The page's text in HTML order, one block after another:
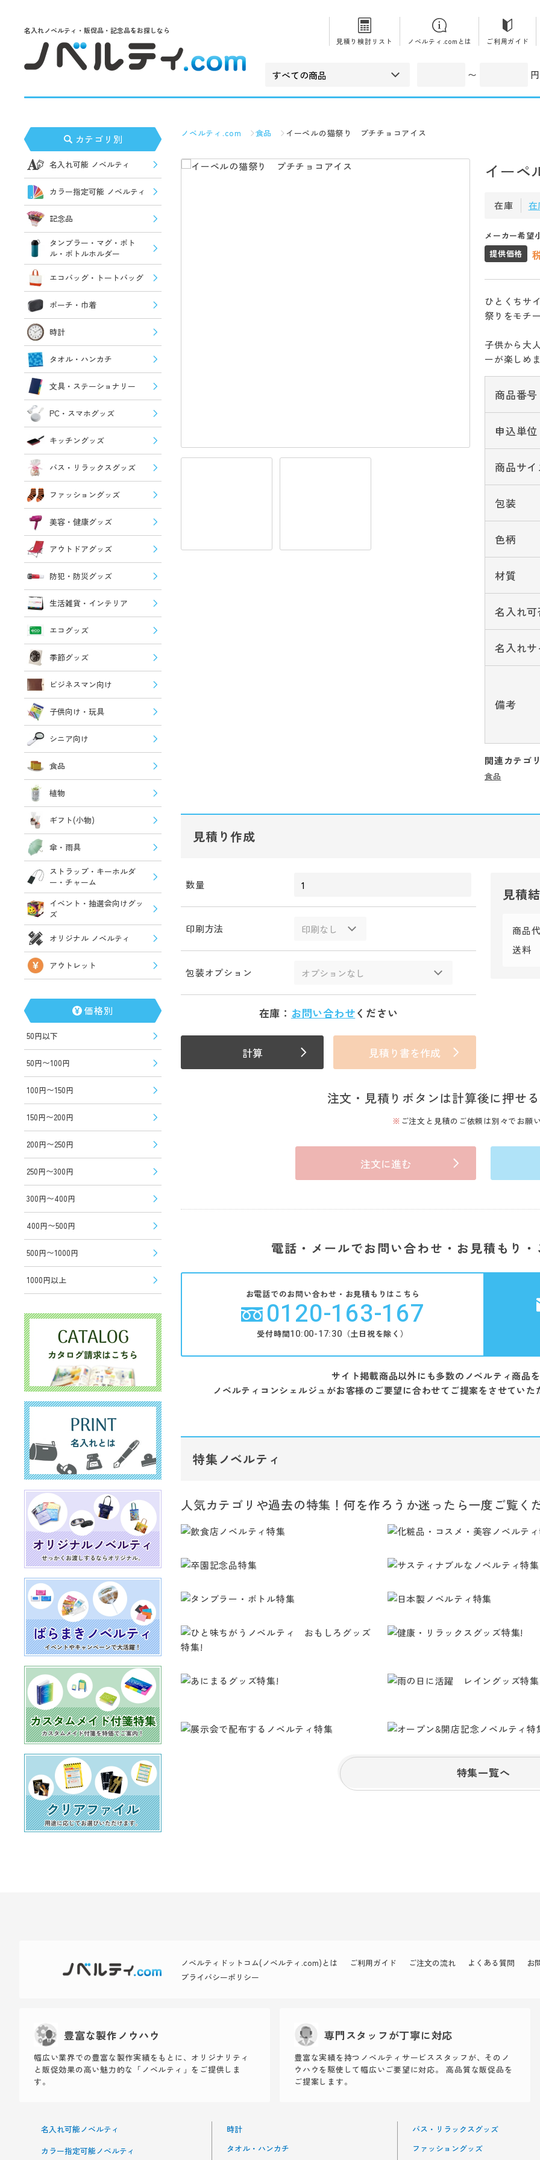
名入れノベルティ・販促品・記念品をお探しなら
見積り検討リスト
ノベルティ.comとは ご利用ガイド
〜 円
カテゴリ別
名入れ可能 ノベルティ
カラー指定可能 ノベルティ
記念品
タンブラー・マグ・ボト
ル・ボトルホルダー
エコバッグ・トートバッグ
ポーチ・巾着
時計
タオル・ハンカチ
文具・ステーショナリー
PC・スマホグッズ
キッチングッズ
バス・リラックスグッズ
ファッショングッズ
美容・健康グッズ
アウトドアグッズ
防犯・防災グッズ
生活雑貨・インテリア
エコグッズ
季節グッズ
ビジネスマン向け
子供向け・玩具
シニア向け
食品
植物
ギフト(小物)
傘・雨具
ストラップ・キーホルダ
ー・チャーム
イベント・抽選会向けグッ
ズ
オリジナル ノベルティ
アウトレット
価格別
50円以下
50円〜100円
100円〜150円
150円〜200円
200円〜250円
250円〜300円
300円〜400円
400円〜500円
500円〜1000円
1000円以上
ノベルティ.com 食品 イーペルの猫祭り プチチョコアイス
イーペ
在庫 在
メーカー希望
提供価格
ひとくちサ
祭りをモチ
子供から大
ーが楽しめま
商品番号
申込単位
商品サ
包装
色柄
材質
名入れ可
名入れ
備考
関連カテゴ
食品
見積り作成
数量
印刷方法
包装オプション
在庫： お問い合わせください
計算 見積り書を作成
見積
商品代
送料
注文・見積りボタンは計算後に押せる
ご注文と見積のご依頼は別々でお願
注文に進む
電話・メールでお問い合わせ・お見積もり・
お電話でのお問い合わせ・お見積もりはこちら
0120-163-167
受付時間10:00-17:30 （土日祝を除く）
サイト掲載商品以外にも多数のノベルティ商品
ノベルティコンシェルジュがお客様のご要望に合わせてご提案をさせていた
特集ノベルティ
人気カテゴリや過去の特集！何を作ろうか迷ったら一度ご覧く
特集一覧へ
ノベルティドットコム(ノベルティ.com)とは ご利用ガイド ご注文の流れ よくある質問 お
プライバシーポリシー
豊富な製作ノウハウ
幅広い業界での豊富な製作実績をもとに、オリジナリティ
と販促効果の高い魅力的な「ノベルティ」をご提供しま
す。
専門スタッフが丁寧に対応
豊富な実績を持つノベルティサービススタッフが、そのノ
ウハウを駆使して幅広いご要望に対応。 高品質な販促品を
ご提案します。
名入れ可能ノベルティ
カラー指定可能ノベルティ
時計
タオル・ハンカチ
バス・リラックスグッズ
ファッショングッズ